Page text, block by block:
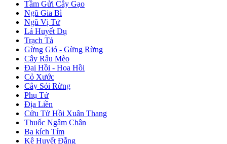
Tầm Gửi Cây Gạo
Ngũ Gia Bì
Ngũ Vị Tử
Lá Huyết Dụ
Trạch Tả
Gừng Gió - Gừng Rừng
Cây Râu Mèo
Đại Hồi - Hoa Hồi
Cỏ Xước
Cây Sói Rừng
Phụ Tử
Địa Liền
Cửu Tử Hồi Xuân Thang
Thuốc Ngâm Chân
Ba kích Tím
Kê Huyết Đằng